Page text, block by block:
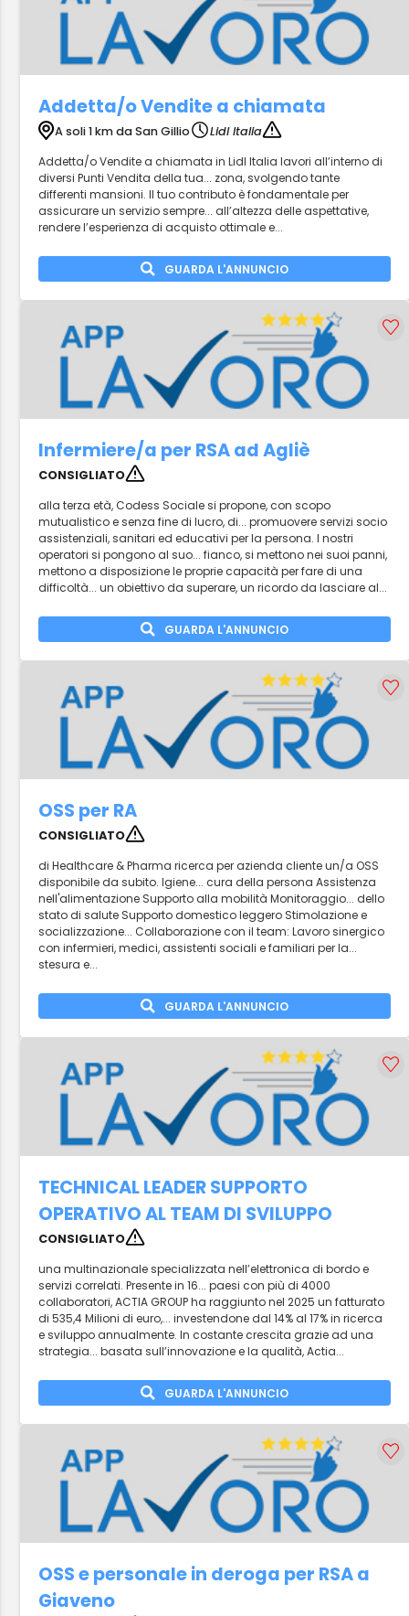
Addetta/o Vendite a chiamata
A soli 1 km da San Gillio
Lidl Italia
Addetta/o Vendite a chiamata in Lidl Italia lavori all’interno di
diversi Punti Vendita della tua... zona, svolgendo tante
differenti mansioni. Il tuo contributo è fondamentale per
assicurare un servizio sempre... all’altezza delle aspettative,
rendere l’esperienza di acquisto ottimale e...
GUARDA L'ANNUNCIO
Infermiere/a per RSA ad Agliè
CONSIGLIATO
alla terza età, Codess Sociale si propone, con scopo
mutualistico e senza fine di lucro, di... promuovere servizi socio
assistenziali, sanitari ed educativi per la persona. I nostri
operatori si pongono al suo... fianco, si mettono nei suoi panni,
mettono a disposizione le proprie capacità per fare di una
difficoltà... un obiettivo da superare, un ricordo da lasciare al...
GUARDA L'ANNUNCIO
OSS per RA
CONSIGLIATO
di Healthcare & Pharma ricerca per azienda cliente un/a OSS
disponibile da subito. Igiene... cura della persona Assistenza
nell'alimentazione Supporto alla mobilità Monitoraggio... dello
stato di salute Supporto domestico leggero Stimolazione e
socializzazione... Collaborazione con il team: Lavoro sinergico
con infermieri, medici, assistenti sociali e familiari per la...
stesura e...
GUARDA L'ANNUNCIO
TECHNICAL LEADER SUPPORTO
OPERATIVO AL TEAM DI SVILUPPO
CONSIGLIATO
una multinazionale specializzata nell’elettronica di bordo e
servizi correlati. Presente in 16... paesi con più di 4000
collaboratori, ACTIA GROUP ha raggiunto nel 2025 un fatturato
di 535,4 Milioni di euro,... investendone dal 14% al 17% in ricerca
e sviluppo annualmente. In costante crescita grazie ad una
strategia... basata sull’innovazione e la qualità, Actia...
GUARDA L'ANNUNCIO
OSS e personale in deroga per RSA a
Giaveno